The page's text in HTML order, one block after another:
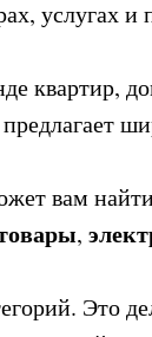
услугах и
квартир,
вам
,
Это